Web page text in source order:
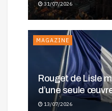
31/07/2026
MAGAZINE
Rouget de Lisle
d’une seule
13/07/2026